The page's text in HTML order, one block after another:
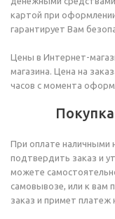
картой при
гарантирует Вам
Цены в Интернет-
магазина. Цена на
часов с момента
При оплате наличными
подтвердить заказ и
можете
самовывозе, или к вам
заказ и примет платеж